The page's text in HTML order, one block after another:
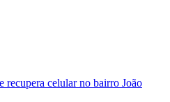
celular no bairro João